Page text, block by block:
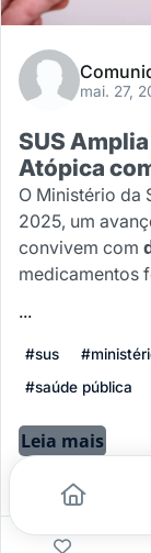
mai. 27,
SUS
Atópica
O Ministério da
2025, um
convivem com
medicamentos
...
#sus
#saúde pública
Leia mais